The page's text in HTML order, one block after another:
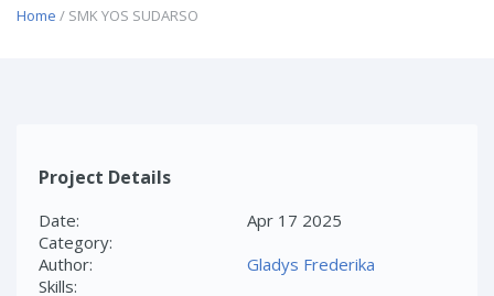
Home / SMK YOS SUDARSO
Project Details
Date:
Apr 17 2025
Category:
Author:
Gladys Frederika
Skills: